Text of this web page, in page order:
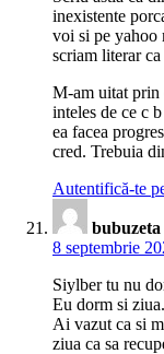
inexistente
voi si pe yahoo
scriam literar
M-am uitat prin
inteles de ce c
ea facea
cred. Trebuia
Autentifică-te
bubuzeta
8 septembrie
Siylber tu nu
Eu dorm si ziua.
Ai vazut ca si
ziua ca sa